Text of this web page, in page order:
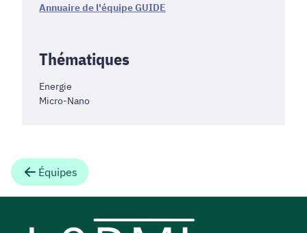
Annuaire de l'équipe GUIDE
Thématiques
Energie
Micro-Nano
Équipes